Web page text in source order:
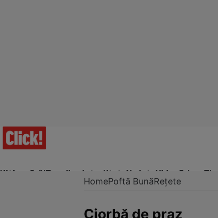
Ultima Oră!Trending Actualitate Vedete Video Prime Time
HomePoftă BunăRețete
Ciorbă de praz